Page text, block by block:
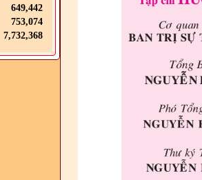
649,442
753,074
7,732,368